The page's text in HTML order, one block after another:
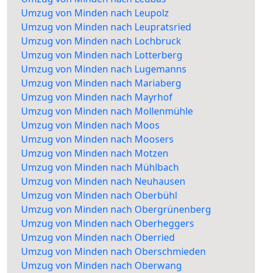
Umzug von Minden nach Leupolz
Umzug von Minden nach Leupratsried
Umzug von Minden nach Lochbruck
Umzug von Minden nach Lotterberg
Umzug von Minden nach Lugemanns
Umzug von Minden nach Mariaberg
Umzug von Minden nach Mayrhof
Umzug von Minden nach Mollenmühle
Umzug von Minden nach Moos
Umzug von Minden nach Moosers
Umzug von Minden nach Motzen
Umzug von Minden nach Mühlbach
Umzug von Minden nach Neuhausen
Umzug von Minden nach Oberbühl
Umzug von Minden nach Obergrünenberg
Umzug von Minden nach Oberheggers
Umzug von Minden nach Oberried
Umzug von Minden nach Oberschmieden
Umzug von Minden nach Oberwang